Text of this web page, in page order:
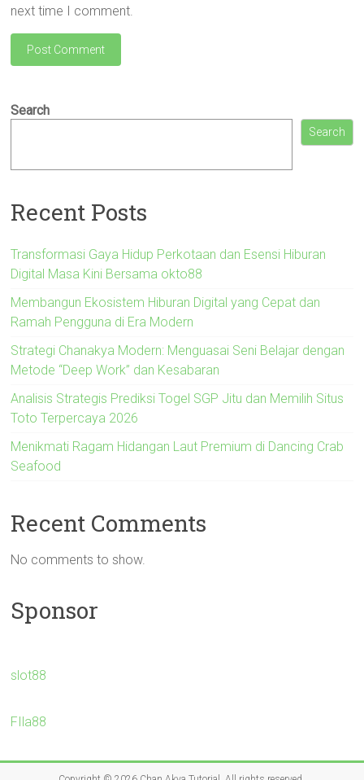
next time I comment.
Search
Search
Recent Posts
Transformasi Gaya Hidup Perkotaan dan Esensi Hiburan
Digital Masa Kini Bersama okto88
Membangun Ekosistem Hiburan Digital yang Cepat dan
Ramah Pengguna di Era Modern
Strategi Chanakya Modern: Menguasai Seni Belajar dengan
Metode “Deep Work” dan Kesabaran
Analisis Strategis Prediksi Togel SGP Jitu dan Memilih Situs
Toto Terpercaya 2026
Menikmati Ragam Hidangan Laut Premium di Dancing Crab
Seafood
Recent Comments
No comments to show.
Sponsor
slot88
FIla88